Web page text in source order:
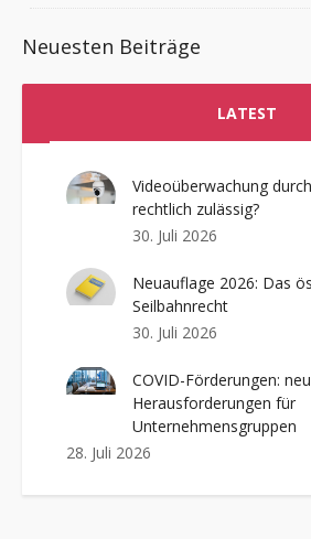
Neuesten Beiträge
LATEST
Videoüberwachung
rechtlich zulässig?
30. Juli 2026
Neuauflage 2026: Das
Seilbahnrecht
30. Juli 2026
COVID-Förderungen:
Herausforderungen für
Unternehmensgruppen
28. Juli 2026